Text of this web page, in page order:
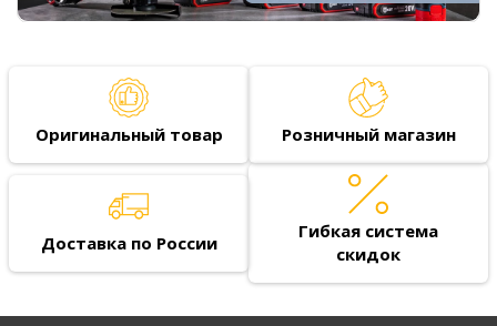
Оригинальный товар Розничный магазин
Доставка по России
Гибкая система
скидок